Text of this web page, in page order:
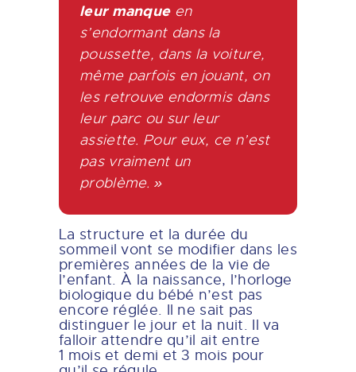
leur manqueen
s’endormant dans la
poussette, dans la voiture,
même parfois en jouant, on
les retrouve endormis dans
leur parc ou sur leur
assiette. Pour eux, ce n’est
pas vraiment un
problème. »
La structure et la durée du
sommeil vont se modifier dans les
premières années de la vie de
l’enfant. À la naissance, l’horloge
biologique du bébé n’est pas
encore réglée. Il ne sait pas
distinguer le jour et la nuit. Il va
falloir attendre qu’il ait entre
1 mois et demi et 3 mois pour